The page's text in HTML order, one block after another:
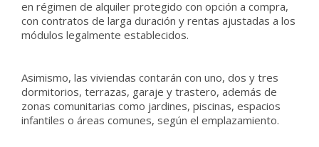
en régimen de alquiler protegido con opción a compra,
con contratos de larga duración y rentas ajustadas a los
módulos legalmente establecidos.
Asimismo, las viviendas contarán con uno, dos y tres
dormitorios, terrazas, garaje y trastero, además de
zonas comunitarias como jardines, piscinas, espacios
infantiles o áreas comunes, según el emplazamiento.